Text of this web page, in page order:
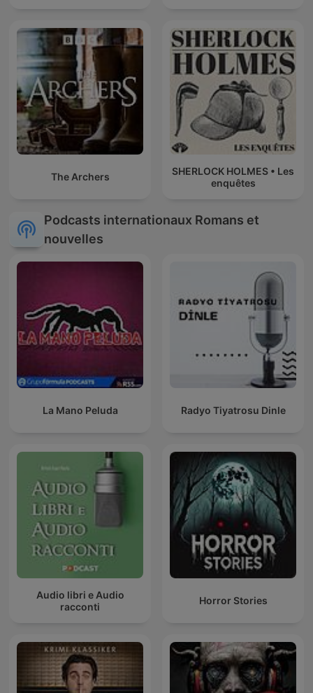
The Archers
SHERLOCK HOLMES • Les
enquêtes
Podcasts internationaux Romans et
nouvelles
La Mano Peluda Radyo Tiyatrosu Dinle
Audio libri e Audio
racconti
Horror Stories